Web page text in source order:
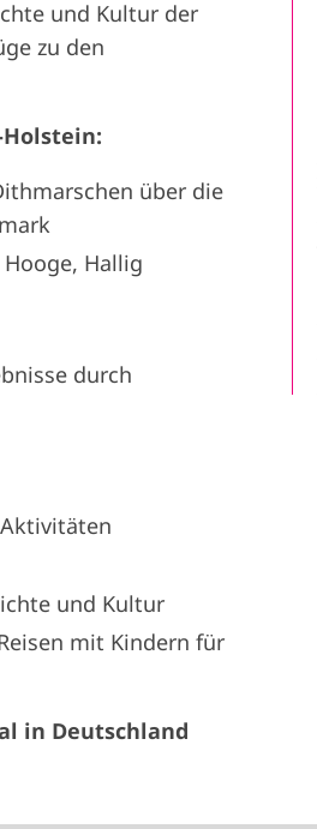
und Kultur der
zu den
über die
Hallig
durch
und Kultur
mit Kindern für
in Deutschland